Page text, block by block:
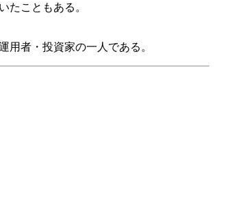
たこともある。
者・投資家の一人である。